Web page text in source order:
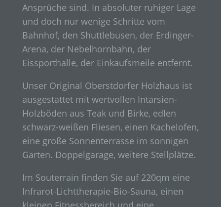
Ansprüche sind. In absoluter ruhiger Lage
und doch nur wenige Schritte vom
Bahnhof, den Shuttlebusen, der Erdinger-
Arena, der Nebelhornbahn, der
Eissporthalle, der Einkaufsmeile entfernt.
Unser Original Oberstdorfer Holzhaus ist
ausgestattet mit wertvollen Intarsien-
Holzböden aus Teak und Birke, edlen
schwarz-weißen Fliesen, einen Kachelofen,
eine große Sonnenterrasse im sonnigen
Garten. Doppelgarage, weitere Stellplätze.
Im Souterrain finden Sie auf 220qm eine
Infrarot-Lichttherapie-Bio-Sauna, einen